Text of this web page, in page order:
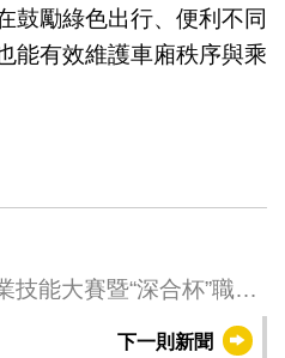
鼓勵綠色出行、便利不同
能有效維護車廂秩序與乘
能大賽暨“深合杯”職業
下一則新聞